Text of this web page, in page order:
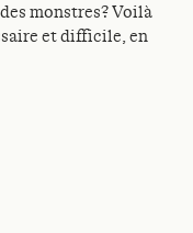
monstres? Voilà
et difficile, en